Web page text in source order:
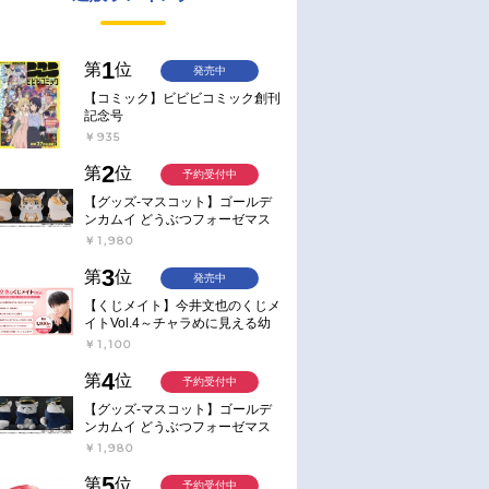
第1位
【コミック】ビビビコミック創刊
記念号
￥935
発売中
第2位
【グッズ-マスコット】ゴールデ
ンカムイ どうぶつフォーゼマス
コット 4.尾形百之助【再販】
￥1,980
予約受付中
第3位
【くじメイト】今井文也のくじメ
イトVol.4～チャラめに見える幼
馴染、実は一途で独占欲が強いん
￥1,100
発売中
第4位
【グッズ-マスコット】ゴールデ
ンカムイ どうぶつフォーゼマス
コット 5.月島軍曹【再販】
￥1,980
予約受付中
第 位 予約受付中